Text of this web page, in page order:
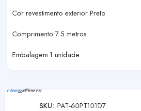
Cor revestimento exterior Preto
Comprimento 7.5 metros
Embalagem 1 unidade
SKU: PAT-60PT101D7